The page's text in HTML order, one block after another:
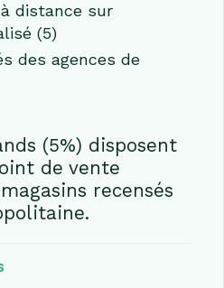
distance sur
(5)
des agences de
(5%) disposent
de vente
recensés